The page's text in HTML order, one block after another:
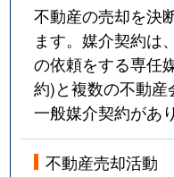
不動産の売却を決
ます。媒介契約は
の依頼をする専任
約)と複数の不動
一般媒介契約があ
不動産売却活動